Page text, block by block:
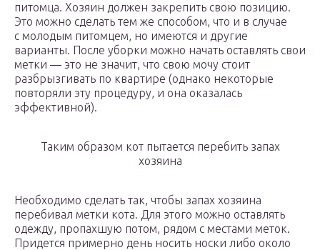
питомца. Хозяин должен закрепить свою позицию.
Это можно сделать тем же способом, что и в случае
с молодым питомцем, но имеются и другие
варианты. После уборки можно начать оставлять свои
метки — это не значит, что свою мочу стоит
разбрызгивать по квартире (однако некоторые
повторяли эту процедуру, и она оказалась
эффективной).
Таким образом кот пытается перебить запах
хозяина
Необходимо сделать так, чтобы запах хозяина
перебивал метки кота. Для этого можно оставлять
одежду, пропахшую потом, рядом с местами меток.
Придется примерно день носить носки либо около